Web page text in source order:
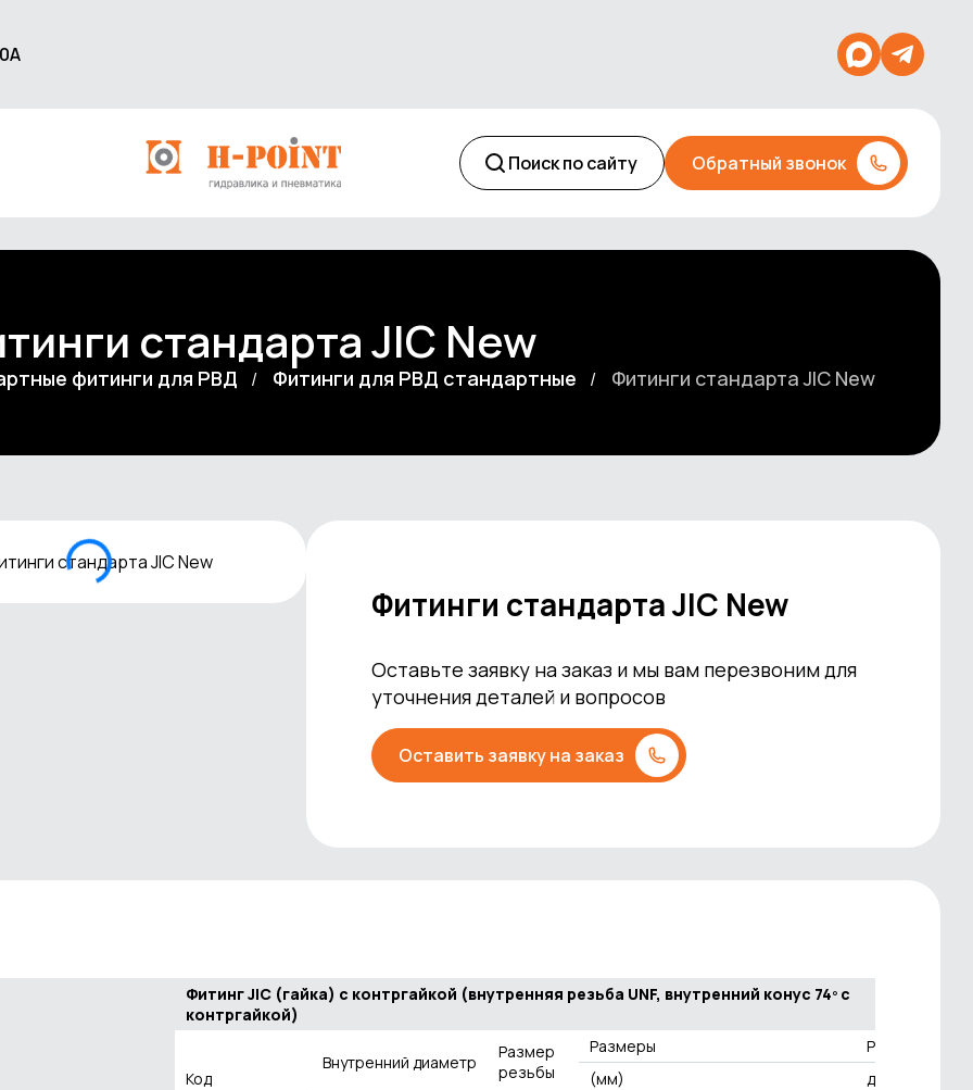
Поиск по сайту Обратный звонок
стандарта JIC New
фитинги для РВД Фитинги для РВД стандартные Фитинги стандарта JIC New
Фитинги стандарта JIC New
Оставьте заявку на заказ и мы вам перезвоним для
уточнения деталей и вопросов
Оставить заявку на заказ
Фитинг JIC (гайка) с контргайкой (внутренняя резьба UNF, внутренний конус 74º с
контргайкой)
Код
Внутренний диаметр
Размер
резьбы
Размеры
Рабочее
(мм)
давление